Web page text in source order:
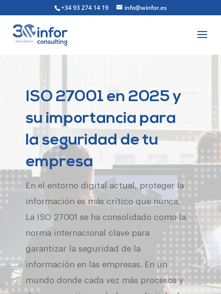
+34 93 274 14 19 info@winfor.es
ISO 27001 en 2025 y
su importancia para
la seguridad de tu
empresa
En el entorno digital actual, proteger la
información es más crítico que nunca.
La ISO 27001 se ha consolidado como la
norma internacional clave para
garantizar la seguridad de la
información en las empresas. En un
mundo donde cada vez más procesos y